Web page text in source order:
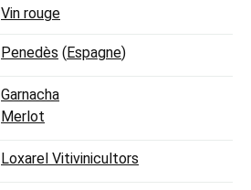
Vin rouge
Penedès (Espagne)
Garnacha
Merlot
Loxarel Vitivinicultors